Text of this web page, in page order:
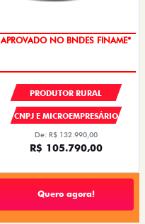
APROVADO NO BNDES FINAME*
PRODUTOR RURAL
CNPJ E MICROEMPRESÁRIO
De: R$ 132.990,00
R$ 105.790,00
Quero agora!